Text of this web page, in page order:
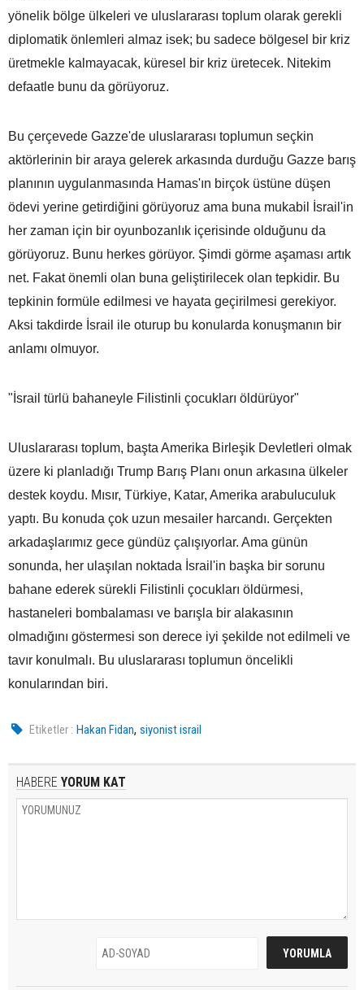
yönelik bölge ülkeleri ve uluslararası toplum olarak gerekli
diplomatik önlemleri almaz isek; bu sadece bölgesel bir kriz
üretmekle kalmayacak, küresel bir kriz üretecek. Nitekim
defaatle bunu da görüyoruz.
Bu çerçevede Gazze'de uluslararası toplumun seçkin
aktörlerinin bir araya gelerek arkasında durduğu Gazze barış
planının uygulanmasında Hamas'ın birçok üstüne düşen
ödevi yerine getirdiğini görüyoruz ama buna mukabil İsrail'in
her zaman için bir oyunbozanlık içerisinde olduğunu da
görüyoruz. Bunu herkes görüyor. Şimdi görme aşaması artık
net. Fakat önemli olan buna geliştirilecek olan tepkidir. Bu
tepkinin formüle edilmesi ve hayata geçirilmesi gerekiyor.
Aksi takdirde İsrail ile oturup bu konularda konuşmanın bir
anlamı olmuyor.
"İsrail türlü bahaneyle Filistinli çocukları öldürüyor"
Uluslararası toplum, başta Amerika Birleşik Devletleri olmak
üzere ki planladığı Trump Barış Planı onun arkasına ülkeler
destek koydu. Mısır, Türkiye, Katar, Amerika arabuluculuk
yaptı. Bu konuda çok uzun mesailer harcandı. Gerçekten
arkadaşlarımız gece gündüz çalışıyorlar. Ama günün
sonunda, her ulaşılan noktada İsrail'in başka bir sorunu
bahane ederek sürekli Filistinli çocukları öldürmesi,
hastaneleri bombalaması ve barışla bir alakasının
olmadığını göstermesi son derece iyi şekilde not edilmeli ve
tavır konulmalı. Bu uluslararası toplumun öncelikli
konularından biri.
Etiketler : Hakan Fidan,siyonist israil
HABERE YORUM KAT